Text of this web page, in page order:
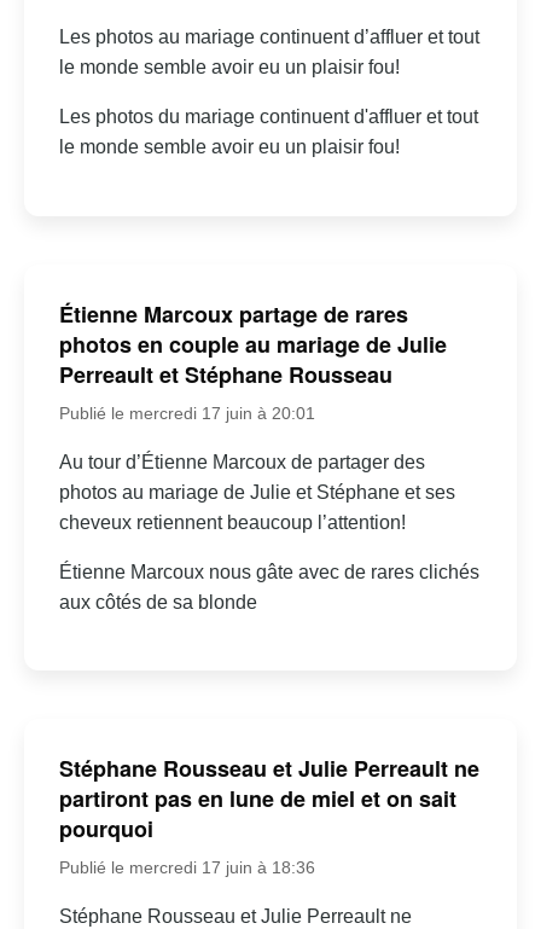
Les photos au mariage continuent d’affluer et tout
le monde semble avoir eu un plaisir fou!
Les photos du mariage continuent d'affluer et tout
le monde semble avoir eu un plaisir fou!
Étienne Marcoux partage de rares
photos en couple au mariage de Julie
Perreault et Stéphane Rousseau
Publié le mercredi 17 juin à 20:01
Au tour d’Étienne Marcoux de partager des
photos au mariage de Julie et Stéphane et ses
cheveux retiennent beaucoup l’attention!
Étienne Marcoux nous gâte avec de rares clichés
aux côtés de sa blonde
Stéphane Rousseau et Julie Perreault ne
partiront pas en lune de miel et on sait
pourquoi
Publié le mercredi 17 juin à 18:36
Stéphane Rousseau et Julie Perreault ne